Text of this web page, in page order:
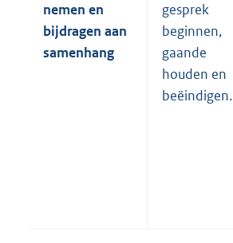
nemen en
bijdragen aan
samenhang
gesprek
beginnen,
gaande
houden en
beëindigen.